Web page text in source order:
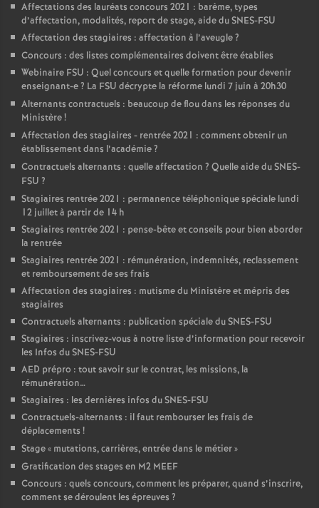
Affectations des lauréats concours 2021 : barème, types
d’affectation, modalités, report de stage, aide du SNES-FSU
Affectation des stagiaires : affectation à l’aveugle?
Concours : des listes complémentaires doivent être établies
Webinaire FSU : Quel concours et quelle formation pour devenir
enseignant-e? La FSU décrypte la réforme lundi 7 juin à 20h30
Alternants contractuels : beaucoup de flou dans les réponses du
Ministère!
Affectation des stagiaires - rentrée 2021 : comment obtenir un
établissement dans l’académie?
Contractuels alternants : quelle affectation ? Quelle aide du SNES-
FSU ?
Stagiaires rentrée 2021 : permanence téléphonique spéciale lundi
12 juillet à partir de 14 h
Stagiaires rentrée 2021 : pense-bête et conseils pour bien aborder
la rentrée
Stagiaires rentrée 2021 : rémunération, indemnités, reclassement
et remboursement de ses frais
Affectation des stagiaires : mutisme du Ministère et mépris des
stagiaires
Contractuels alternants : publication spéciale du SNES-FSU
Stagiaires : inscrivez-vous à notre liste d’information pour recevoir
les Infos du SNES-FSU
AED prépro : tout savoir sur le contrat, les missions, la
rémunération…
Stagiaires : les dernières infos du SNES-FSU
Contractuels-alternants : il faut rembourser les frais de
déplacements !
Stage « mutations, carrières, entrée dans le métier»
Gratification des stages en M2 MEEF
Concours : quels concours, comment les préparer, quand s’inscrire,
comment se déroulent les épreuves ?